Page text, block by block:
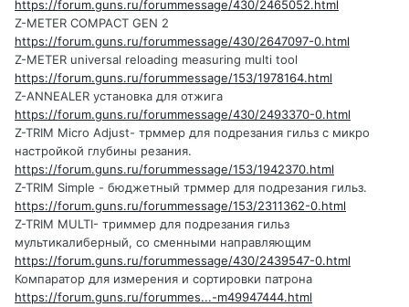
https://forum.guns.ru/forummessage/430/2465052.html
Z-METER COMPACT GEN 2
https://forum.guns.ru/forummessage/430/2647097-0.html
Z-METER universal reloading measuring multi tool
https://forum.guns.ru/forummessage/153/1978164.html
Z-ANNEALER установка для отжига
https://forum.guns.ru/forummessage/430/2493370-0.html
Z-TRIM Micro Adjust- трммер для подрезания гильз с микро
настройкой глубины резания.
https://forum.guns.ru/forummessage/153/1942370.html
Z-TRIM Simple - бюджетный трммер для подрезания гильз.
https://forum.guns.ru/forummessage/153/2311362-0.html
Z-TRIM MULTI- триммер для подрезания гильз
мультикалиберный, со сменными направляющим
https://forum.guns.ru/forummessage/430/2439547-0.html
Компаратор для измерения и сортировки патрона
https://forum.guns.ru/forummes...-m49947444.html